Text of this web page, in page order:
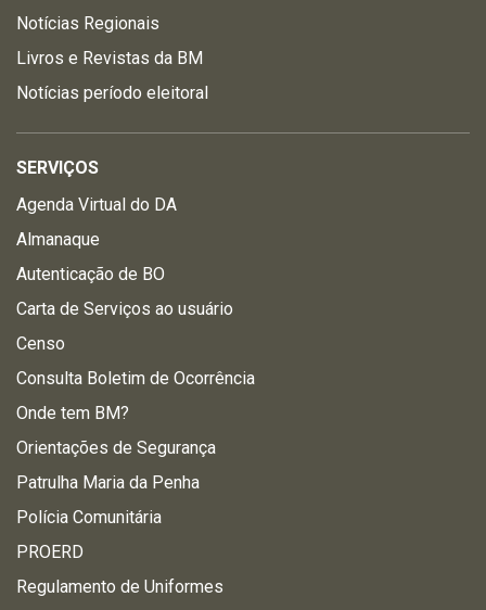
Notícias Regionais
Livros e Revistas da BM
Notícias período eleitoral
SERVIÇOS
Agenda Virtual do DA
Almanaque
Autenticação de BO
Carta de Serviços ao usuário
Censo
Consulta Boletim de Ocorrência
Onde tem BM?
Orientações de Segurança
Patrulha Maria da Penha
Polícia Comunitária
PROERD
Regulamento de Uniformes